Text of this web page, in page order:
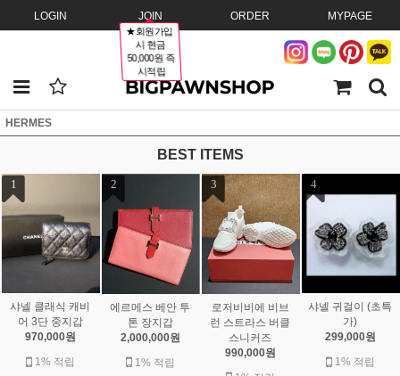
LOGIN JOIN
★회원가입
시 현금
50,000원 즉
시적립
ORDER MYPAGE
HERMES
BEST ITEMS
1
샤넬 클래식 캐비
어 3단 중지갑
970,000원
1% 적립
2
에르메스 베안 투
톤 장지갑
2,000,000원
1% 적립
3
로저비비에 비브
런 스트라스 버클
스니커즈
990,000원
4
샤넬 귀걸이 (초특
가)
299,000원
1% 적립